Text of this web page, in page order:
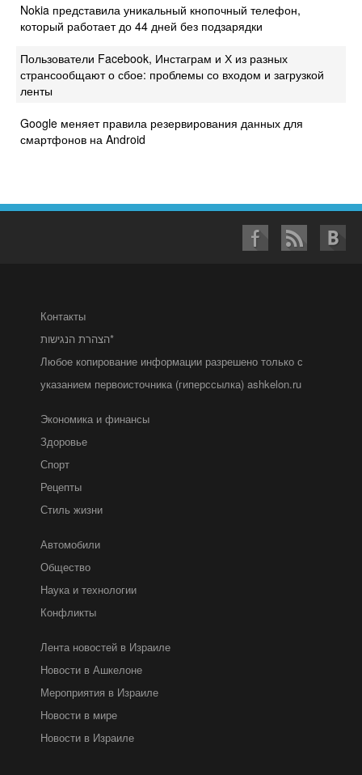
Nokia представила уникальный кнопочный телефон,
который работает до 44 дней без подзарядки
Пользователи Facebook, Инстаграм и Х из разных
странсообщают о сбое: проблемы со входом и загрузкой
ленты
Google меняет правила резервирования данных для
смартфонов на Android
Контакты
הצהרת הנגישות*
Любое копирование информации разрешено только с
указанием первоисточника (гиперссылка) ashkelon.ru
Экономика и финансы
Здоровье
Спорт
Рецепты
Стиль жизни
Автомобили
Общество
Наука и технологии
Конфликты
Лента новостей в Израиле
Новости в Ашкелоне
Мероприятия в Израиле
Новости в мире
Новости в Израиле